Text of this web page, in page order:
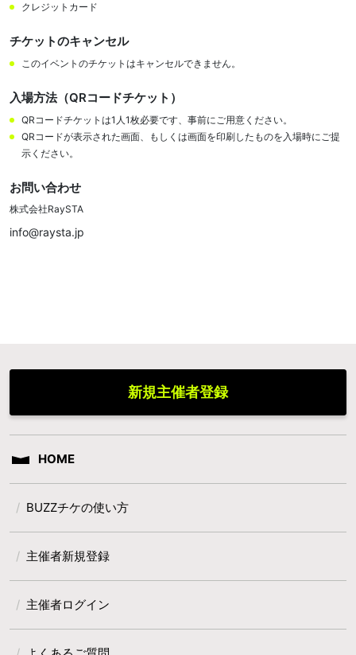
クレジットカード
チケットのキャンセル
このイベントのチケットはキャンセルできません。
入場方法（QRコードチケット）
QRコードチケットは1人1枚必要です、事前にご用意ください。
QRコードが表示された画面、もしくは画面を印刷したものを入場時にご提
示ください。
お問い合わせ
株式会社RaySTA
info@raysta.jp
新規主催者登録
HOME
BUZZチケの使い方
主催者新規登録
主催者ログイン